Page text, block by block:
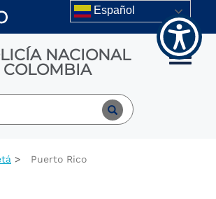
Español
NACIONAL
COLOMBIA Toggle
Puerto Rico